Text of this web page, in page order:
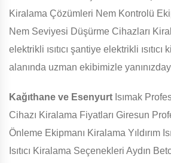
Kiralama Çözümleri Nem Kontrolü
Nem Seviyesi Düşürme Cihazları
elektrikli ısıtıcı şantiye elektrikli
alanında uzman ekibimizle
Kağıthane ve Esenyurt Isımak
Cihazı Kiralama Fiyatları Giresun
Önleme Ekipmanı Kiralama Yıldırım
Isıtıcı Kiralama Seçenekleri Aydın